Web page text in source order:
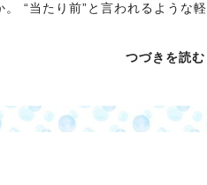
“当たり前”と言われるような軽
つづきを読む